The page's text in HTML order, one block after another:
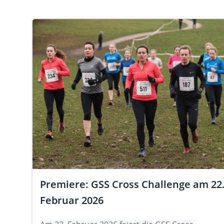
Premiere: GSS Cross Challenge am
Februar 2026